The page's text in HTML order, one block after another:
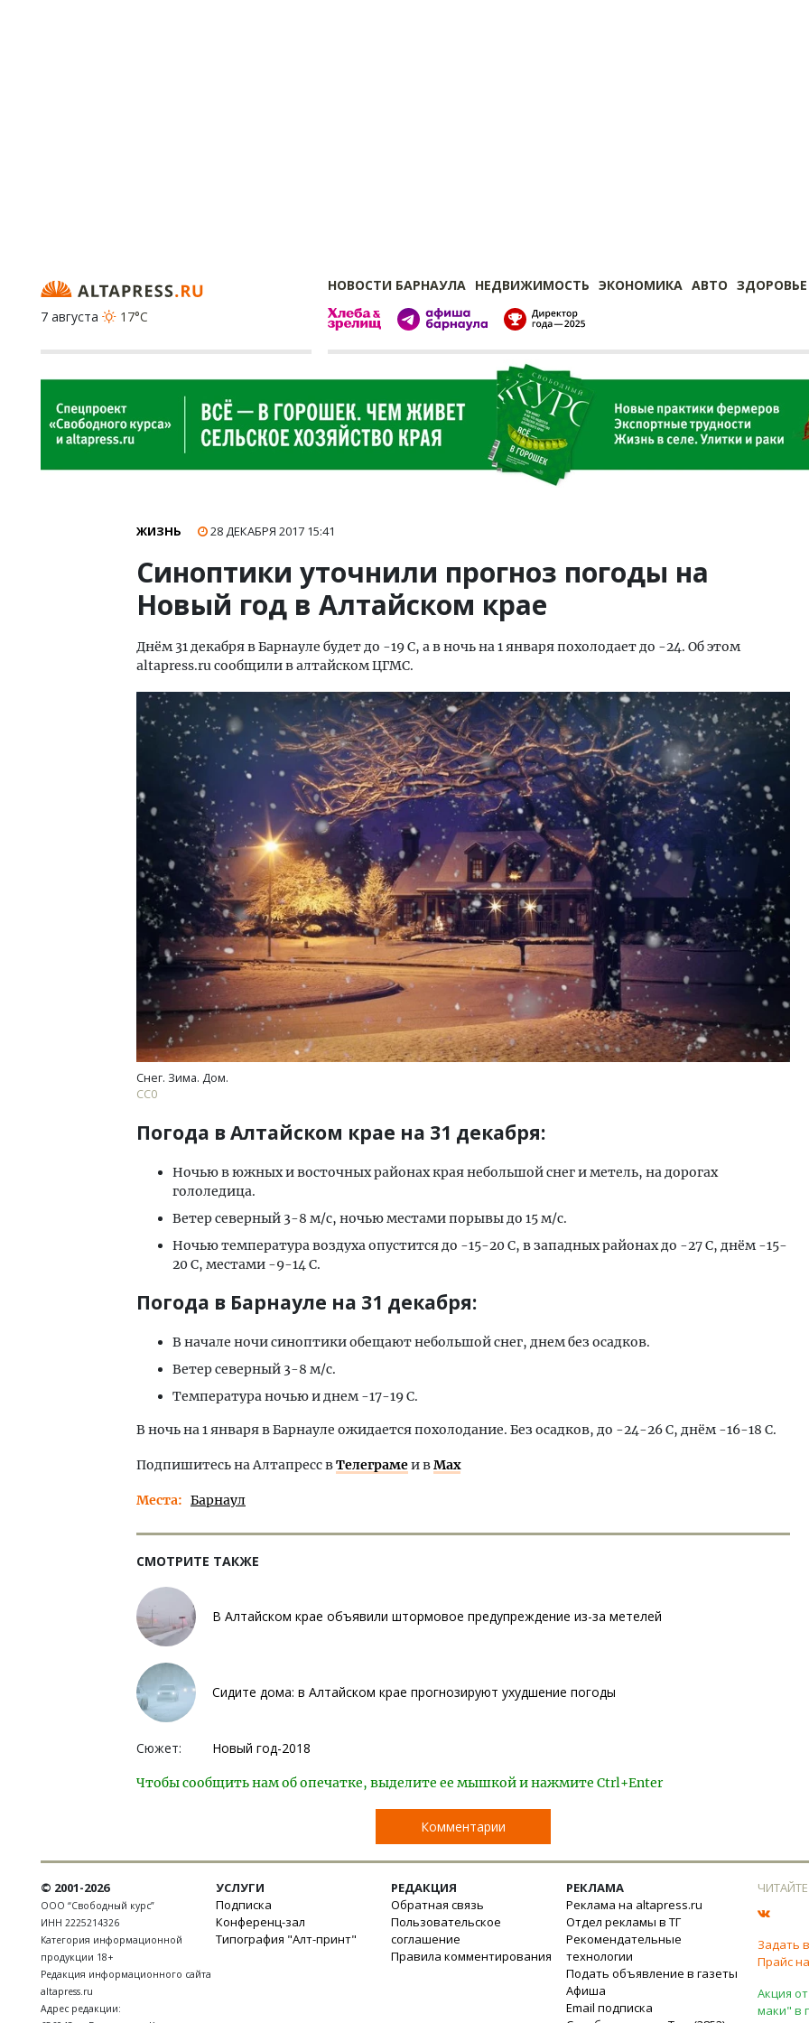
НОВОСТИ БАРНАУЛА НЕДВИЖИМОСТЬ ЭКОНОМИКА АВТО ЗДОРОВЬЕ
7 августа
17°C
ЖИЗНЬ 28 ДЕКАБРЯ 2017 15:41
Синоптики уточнили прогноз погоды на
Новый год в Алтайском крае
Днём 31 декабря в Барнауле будет до -19 С, а в ночь на 1 января похолодает до -24. Об этом
altapress.ru сообщили в алтайском ЦГМС.
Снег. Зима. Дом.
СС0
Погода в Алтайском крае на 31 декабря:
Ночью в южных и восточных районах края небольшой снег и метель, на дорогах
гололедица.
Ветер северный 3-8 м/с, ночью местами порывы до 15 м/с.
Ночью температура воздуха опустится до -15-20 С, в западных районах до -27 С, днём -15-
20 С, местами -9-14 С.
Погода в Барнауле на 31 декабря:
В начале ночи синоптики обещают небольшой снег, днем без осадков.
Ветер северный 3-8 м/с.
Температура ночью и днем -17-19 С.
В ночь на 1 января в Барнауле ожидается похолодание. Без осадков, до -24-26 С, днём -16-18 С.
Подпишитесь на Алтапресс вТелеграмеи вMax
Места Барнаул
СМОТРИТЕ ТАКЖЕ
В Алтайском крае объявили штормовое предупреждение из-за метелей
Сидите дома: в Алтайском крае прогнозируют ухудшение погоды
Сюжет: Новый год-2018
Чтобы сообщить нам об опечатке, выделите ее мышкой и нажмите Ctrl+Enter
Комментарии
Архитектурный код начинается с
земли. Мощение крупноформатными
плитами становится новым
стандартом благоустройства
СТРОИТЕЛЬСТВО
Смелость архитектурных
Генеральный директор
ЗИАС — об эстетике
трендах в фасадах и
СТРОИТЕЛЬСТВО
© 2001-2026
ООО “Свободный курс”
ИНН 2225214326
Категория информационной
продукции 18+
Редакция информационного сайта
altapress.ru
Адрес редакции:
УСЛУГИ
Подписка
Конференц-зал
Типография "Алт-принт"
РЕДАКЦИЯ
Обратная связь
Пользовательское
соглашение
Правила комментирования
РЕКЛАМА
Реклама на altapress.ru
Отдел рекламы в ТГ
Рекомендательные
технологии
Подать объявление в газеты
Афиша
Email подписка
Задать
Прайс
Акция
маки" в